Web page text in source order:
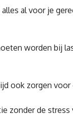
al voor je
worden bij
ook zorgen
zonder de